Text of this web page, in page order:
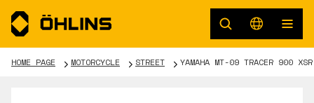
HOME PAGE MOTORCYCLE STREET YAMAHA MT-09 TRACER 900